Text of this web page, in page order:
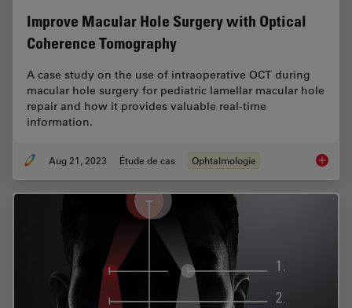
Improve Macular Hole Surgery with Optical
Coherence Tomography
A case study on the use of intraoperative OCT during
macular hole surgery for pediatric lamellar macular hole
repair and how it provides valuable real-time
information.
Aug 21, 2023 Étude de cas Ophtalmologie